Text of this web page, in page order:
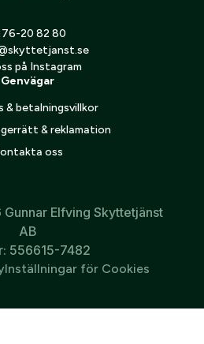
.
20 82 80
på Instagram
Genvägar
& betalningsvillkor
& reklamation
oss
Elfving Skyttetjänst
AB
556615-7482
Inställningar för Cookies